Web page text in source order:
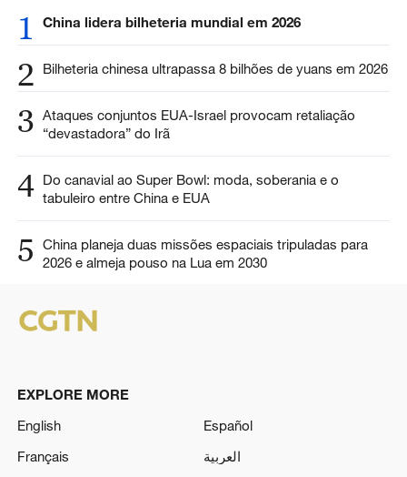
1 China lidera bilheteria mundial em 2026
2 Bilheteria chinesa ultrapassa 8 bilhões de yuans em 2026
3 Ataques conjuntos EUA-Israel provocam retaliação
“devastadora” do Irã
4 Do canavial ao Super Bowl: moda, soberania e o
tabuleiro entre China e EUA
5
China planeja duas missões espaciais tripuladas para
2026 e almeja pouso na Lua em 2030
EXPLORE MORE
English
Español
Français
العربية